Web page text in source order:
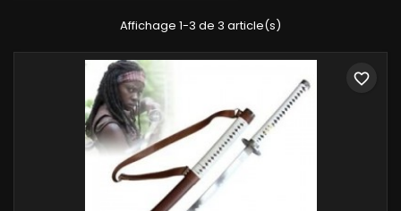
Affichage 1-3 de 3 article(s)
favorite_border